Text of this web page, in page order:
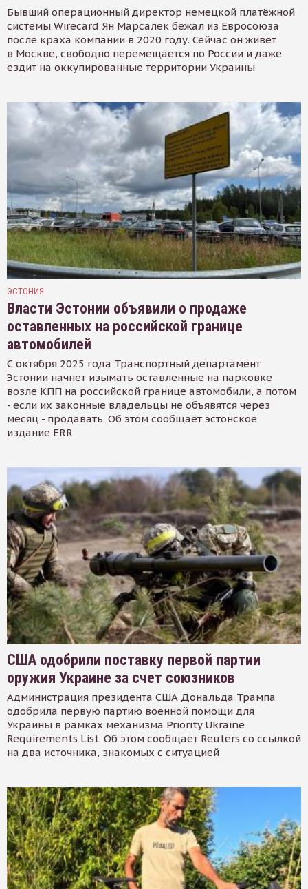
Бывший операционный директор немецкой платёжной
системы Wirecard Ян Марсалек бежал из Евросоюза
после краха компании в 2020 году. Сейчас он живёт
в Москве, свободно перемещается по России и даже
ездит на оккупированные территории Украины
ЭСТОНИЯ
Власти Эстонии объявили о продаже
оставленных на российской границе
автомобилей
С октября 2025 года Транспортный департамент
Эстонии начнет изымать оставленные на парковке
возле КПП на российской границе автомобили, а потом
- если их законные владельцы не объявятся через
месяц - продавать. Об этом сообщает эстонское
издание ERR
США одобрили поставку первой партии
оружия Украине за счет союзников
Администрация президента США Дональда Трампа
одобрила первую партию военной помощи для
Украины в рамках механизма Priority Ukraine
Requirements List. Об этом сообщает Reuters со ссылкой
на два источника, знакомых с ситуацией